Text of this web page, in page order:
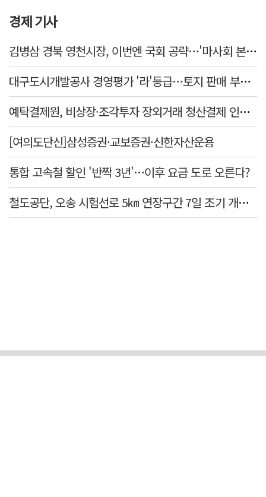
경제 기사
김병삼 경북 영천시장, 이번엔 국회 공략…'마사회 본사 이전·광역교통망 확충' 요청
대구도시개발공사 경영평가 '라'등급…토지 판매 부진에 1년 만에 두 단계 '뚝'
예탁결제원, 비상장·조각투자 장외거래 청산결제 인프라 구축 착수…연내 가동
[여의도단신]삼성증권·교보증권·신한자산운용
통합 고속철 할인 '반짝 3년'…이후 요금 도로 오른다?
철도공단, 오송 시험선로 5㎞ 연장구간 7일 조기 개통…LA 메트로 사업 지원